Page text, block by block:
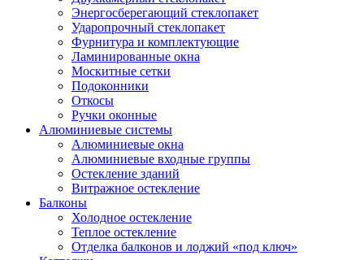
Энергосберегающий стеклопакет
Ударопрочный стеклопакет
Фурнитура и комплектующие
Ламинированные окна
Москитные сетки
Подоконники
Откосы
Ручки оконные
Алюминиевые системы
Алюминиевые окна
Алюминиевые входные группы
Остекление зданий
Витражное остекление
Балконы
Холодное остекление
Теплое остекление
Отделка балконов и лоджий «под ключ»